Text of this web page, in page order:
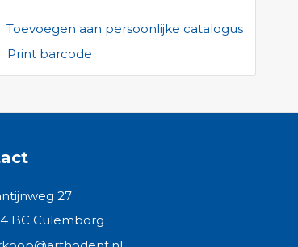
Toevoegen aan persoonlijke catalogus
Print barcode
27
BC Culemborg